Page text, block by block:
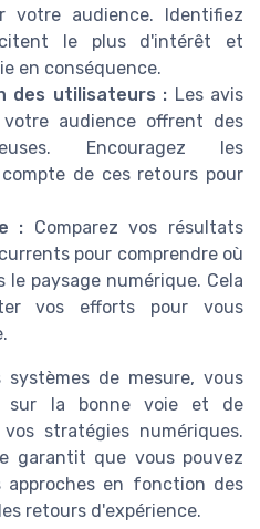
votre audience. Identifiez
le plus d'intérêt et
en conséquence.
des utilisateurs : Les avis
audience offrent des
Encouragez les
de ces retours pour
: Comparez vos résultats
pour comprendre où
paysage numérique. Cela
vos efforts pour vous
de mesure, vous
sur la bonne voie et de
stratégies numériques.
garantit que vous pouvez
approches en fonction des
retours d'expérience.